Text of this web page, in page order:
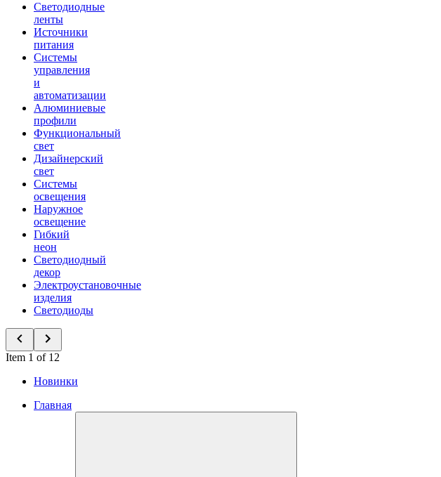
Светодиодные
ленты
Источники
питания
Системы
управления
и
автоматизации
Алюминиевые
профили
Функциональный
свет
Дизайнерский
свет
Системы
освещения
Наружное
освещение
Гибкий
неон
Светодиодный
декор
Электроустановочные
изделия
Светодиоды
Item 1 of 12
Новинки
Главная